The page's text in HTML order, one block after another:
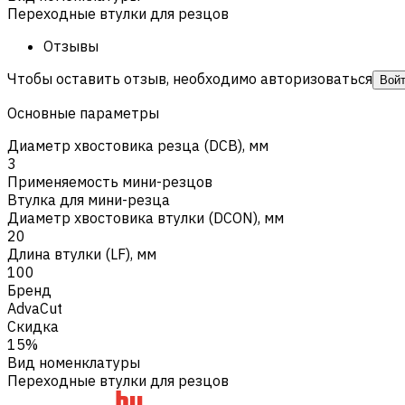
Переходные втулки для резцов
Отзывы
Чтобы оставить отзыв, необходимо авторизоваться
Основные параметры
Диаметр хвостовика резца (DCB), мм
3
Применяемость мини-резцов
Втулка для мини-резца
Диаметр хвостовика втулки (DCON), мм
20
Длина втулки (LF), мм
100
Бренд
AdvaCut
Скидка
15%
Вид номенклатуры
Переходные втулки для резцов